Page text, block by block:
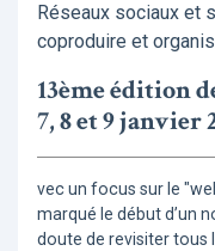
Réseaux sociaux et
coproduire et
13ème édition
7, 8 et 9 janvier
vec un focus sur le
marqué le début d’un
doute de revisiter tous